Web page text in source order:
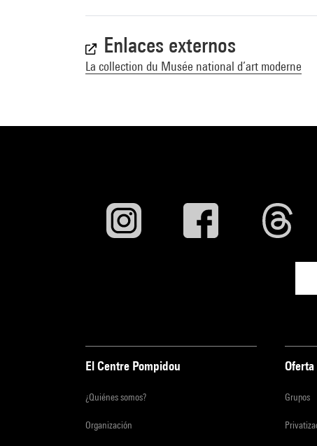
Enlaces externos
La collection du Musée national d’art moderne
El Centre Pompidou
¿Quiénes somos?
Organización
Grupos